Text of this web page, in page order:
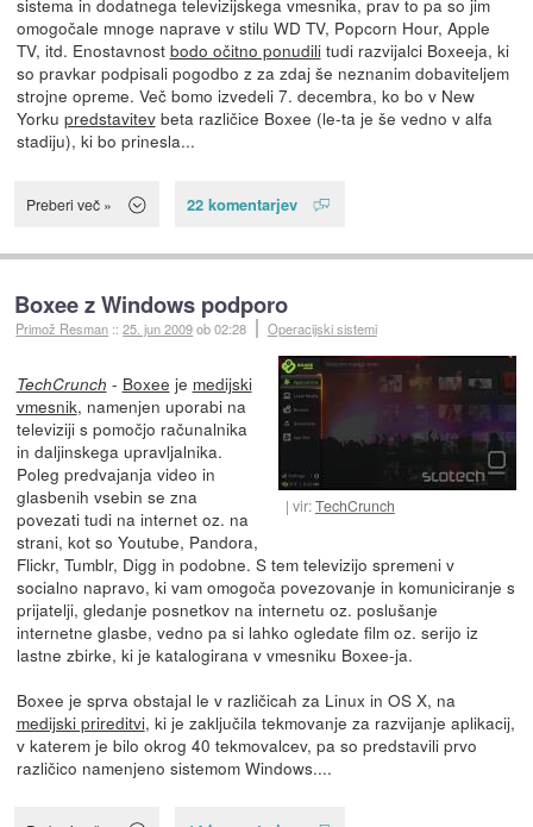
sistema in dodatnega televizijskega vmesnika, prav to pa so jim
omogočale mnoge naprave v stilu WD TV, Popcorn Hour, Apple
TV, itd. Enostavnost bodo očitno ponudilitudi razvijalci Boxeeja, ki
so pravkar podpisali pogodbo z za zdaj še neznanim dobaviteljem
strojne opreme. Več bomo izvedeli 7. decembra, ko bo v New
Yorku predstavitevbeta različice Boxee (le-ta je še vedno v alfa
stadiju), ki bo prinesla...
Preberi več » 22 komentarjev
Boxee z Windows podporo
Primož Resman ::25. jun 2009ob 02:28 Operacijski sistemi
vir:TechCrunch
TechCrunch - Boxee je medijski
vmesnik, namenjen uporabi na
televiziji s pomočjo računalnika
in daljinskega upravljalnika.
Poleg predvajanja video in
glasbenih vsebin se zna
povezati tudi na internet oz. na
strani, kot so Youtube, Pandora,
Flickr, Tumblr, Digg in podobne. S tem televizijo spremeni v
socialno napravo, ki vam omogoča povezovanje in komuniciranje s
prijatelji, gledanje posnetkov na internetu oz. poslušanje
internetne glasbe, vedno pa si lahko ogledate film oz. serijo iz
lastne zbirke, ki je katalogirana v vmesniku Boxee-ja.
Boxee je sprva obstajal le v različicah za Linux in OS X, na
medijski prireditvi, ki je zaključila tekmovanje za razvijanje aplikacij,
v katerem je bilo okrog 40 tekmovalcev, pa so predstavili prvo
različico namenjeno sistemom Windows....